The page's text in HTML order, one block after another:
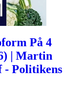
På 4
| Martin
- Politikens